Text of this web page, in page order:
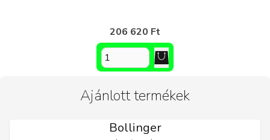
206 620 Ft
Ajánlott termékek
Bollinger